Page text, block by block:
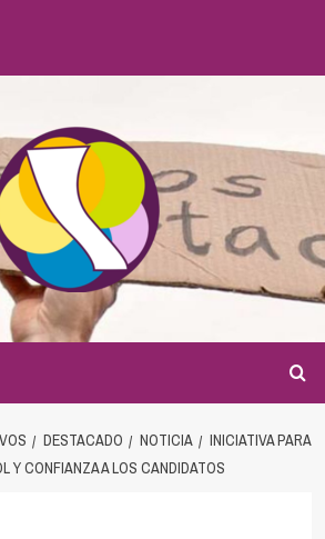
DESTACADO NOTICIA
INICIATIVA PARA
Y CONFIANZA A LOS CANDIDATOS